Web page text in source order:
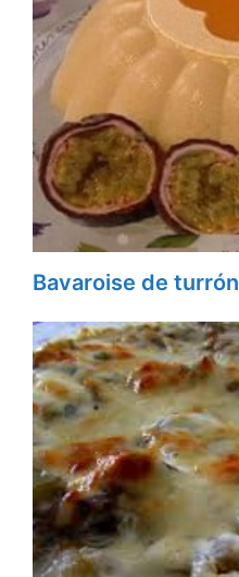
Bavaroise de turrón